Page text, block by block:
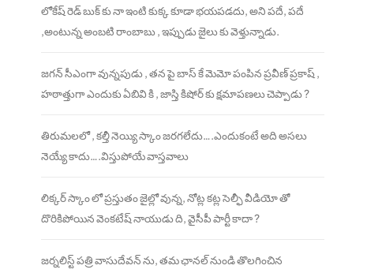
లోకేష్ రెడ్ బుక్ కు నా ఇంటి కుక్క కూడా భయపడదు, అని పదే, పదే
,అంటున్న అంబటి రాంబాబు , ఇప్పుడు జైలు కు వెళ్తున్నాడు.
జగన్ సీఎంగా వున్నపుడు , తన పై బాస్ కే మెమో పంపిన ప్రవీణ్ ప్రకాష్ ,
హఠాత్తుగా ఎందుకు ఏబివి కి , జాస్తి కిషోర్ కు క్షమాపణలు చెప్పాడు ?
తిరుమలలో , కల్తీ నెయ్యి స్కాం జరగలేదు….ఎందుకంటే అది అసలు
నెయ్యే కాదు….విస్తుపోయే వాస్తవాలు
లిక్కర్ స్కాం లో ప్రస్తుతం జైల్లో వున్న, నోట్ల కట్ల సెల్ఫీ వీడియో తో
దొరికిపోయిన వెంకటేష్ నాయుడు ది, వైసీపీ పార్టీ కాదా ?
జర్నలిస్ట్ పత్రి వాసుదేవన్ ను, తమ ఛానల్ నుండి తొలగించిన